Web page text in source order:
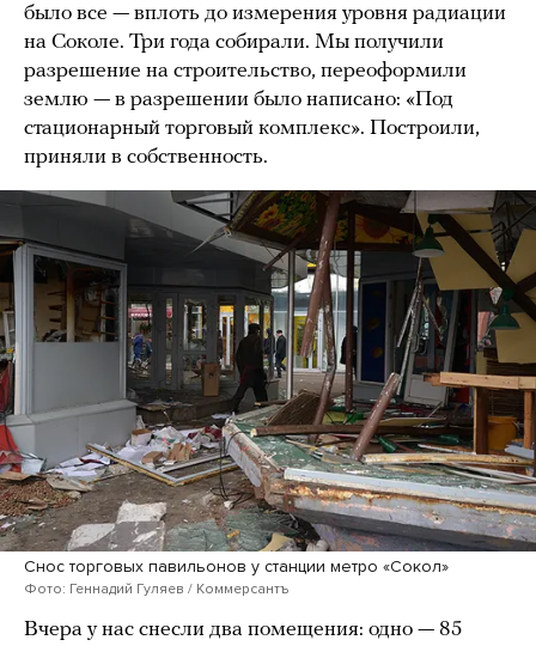
было все — вплоть до измерения уровня радиации
на Соколе. Три года собирали. Мы получили
разрешение на строительство, переоформили
землю — в разрешении было написано: «Под
стационарный торговый комплекс». Построили,
приняли в собственность.
Снос торговых павильонов у станции метро «Сокол»
Фото: Геннадий Гуляев / Коммерсантъ
Вчера у нас снесли два помещения: одно — 85